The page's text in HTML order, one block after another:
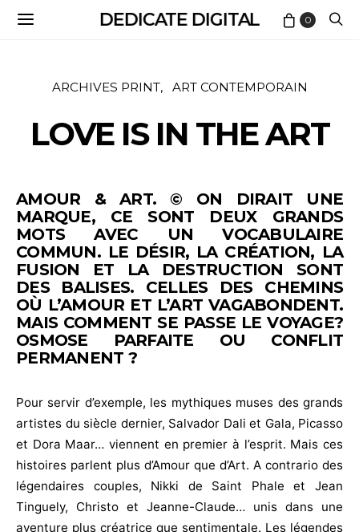
DEDICATE DIGITAL 0
ARCHIVES PRINT ART CONTEMPORAIN
LOVE IS IN THE ART
AMOUR & ART. © ON DIRAIT UNE
MARQUE, CE SONT DEUX GRANDS
MOTS AVEC UN VOCABULAIRE
COMMUN. LE DÉSIR, LA CRÉATION, LA
FUSION ET LA DESTRUCTION SONT
DES BALISES. CELLES DES CHEMINS
OÙ L’AMOUR ET L’ART VAGABONDENT.
MAIS COMMENT SE PASSE LE VOYAGE?
OSMOSE PARFAITE OU CONFLIT
PERMANENT ?
Pour servir d’exemple, les mythiques muses des grands
artistes du siècle dernier, Salvador Dali et Gala, Picasso
et Dora Maar… viennent en premier à l’esprit. Mais ces
histoires parlent plus d’Amour que d’Art. A contrario des
légendaires couples, Nikki de Saint Phale et Jean
Tinguely, Christo et Jeanne-Claude… unis dans une
aventure plus créatrice que sentimentale. Les légendes